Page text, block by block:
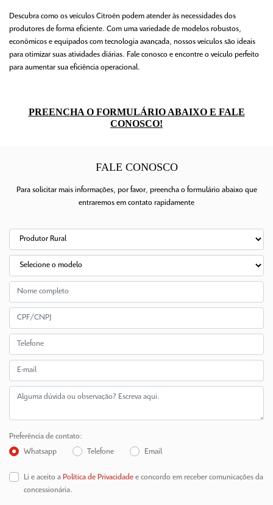
Descubra como os veículos Citroën podem atender às necessidades dos
produtores de forma eficiente. Com uma variedade de modelos robustos,
econômicos e equipados com tecnologia avançada, nossos veículos são ideais
para otimizar suas atividades diárias. Fale conosco e encontre o veículo perfeito
para aumentar sua eficiência operacional.
PREENCHA O FORMULÁRIO ABAIXO E FALE
CONOSCO!
FALE CONOSCO
Para solicitar mais informações, por favor, preencha o formulário abaixo que
entraremos em contato rapidamente
Preferência de contato:
Whatsapp
Telefone Email
Li e aceito a Política de Privacidade e concordo em receber comunicações da
concessionária.